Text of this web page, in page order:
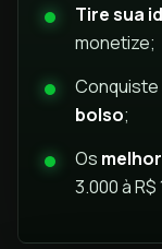
Tire sua
monetize;
Conquiste
bolso;
Os
3.000 à R$